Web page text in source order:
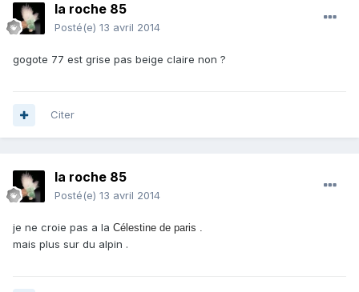
la roche 85
Posté(e) 13 avril 2014
gogote 77 est grise pas beige claire non ?
Citer
la roche 85
Posté(e) 13 avril 2014
je ne croie pas a la Célestine de paris .
mais plus sur du alpin .